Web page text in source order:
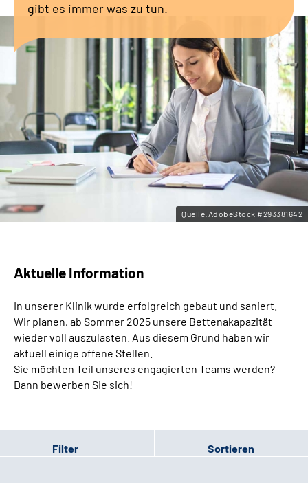
Zuweisende &
Leichte Sprache
Gebärdensprache
gibt es immer was zu tun.
Quelle:AdobeStock #293381642
Aktuelle Information
In unserer Klinik wurde erfolgreich gebaut und saniert.
Wir planen, ab Sommer 2025 unsere Bettenakapazität
wieder voll auszulasten. Aus diesem Grund haben wir
aktuell einige offene Stellen.
Sie möchten Teil unseres engagierten Teams werden?
Dann bewerben Sie sich!
Filter Sortieren